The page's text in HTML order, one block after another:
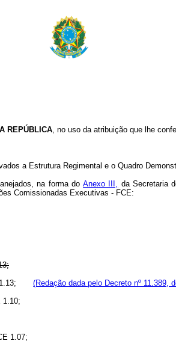
REPÚBLICA, no uso da atribuição que lhe
a Estrutura Regimental e o Quadro
na forma doAnexo III, da Secretaria
Comissionadas Executivas - FCE:
1.13; (Redação dada pelo Decreto nº 11.389,
1.10;
1.07;